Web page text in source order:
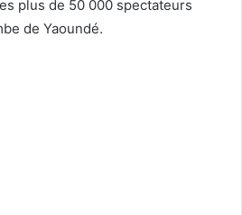
plus de 50 000 spectateurs
de Yaoundé.